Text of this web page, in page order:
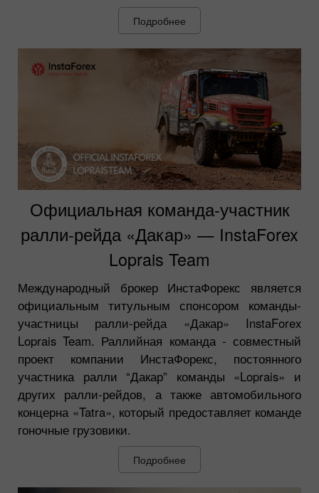
Подробнее
Официальная команда-участник
ралли-рейда «Дакар» — InstaForex
Loprais Team
Международный брокер ИнстаФорекс является
официальным титульным спонсором команды-
участницы ралли-рейда «Дакар» InstaForex
Loprais Team. Раллийная команда - совместный
проект компании ИнстаФорекс, постоянного
участника ралли “Дакар” команды «Loprais» и
других ралли-рейдов, а также автомобильного
концерна «Tatra», который предоставляет команде
гоночные грузовики.
Подробнее